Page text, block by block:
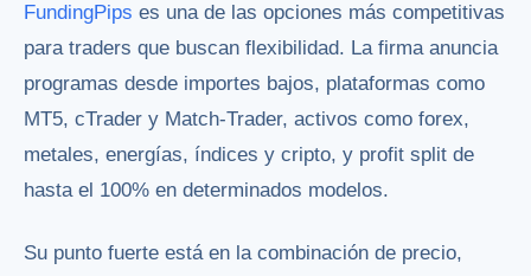
FundingPips es una de las opciones más competitivas
para traders que buscan flexibilidad. La firma anuncia
programas desde importes bajos, plataformas como
MT5, cTrader y Match-Trader, activos como forex,
metales, energías, índices y cripto, y profit split de
hasta el 100% en determinados modelos.
Su punto fuerte está en la combinación de precio,